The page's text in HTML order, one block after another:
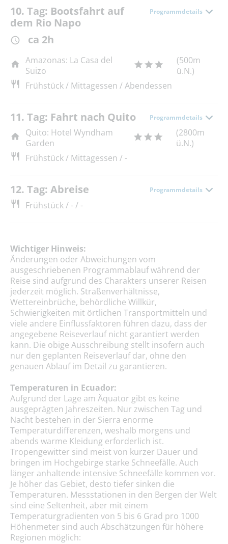
10. Tag: Bootsfahrt auf
dem Rio Napo
Programmdetails
ca 2h
Amazonas: La Casa del
Suizo
(500m
ü.N.)
Frühstück / Mittagessen / Abendessen
11. Tag: Fahrt nach Quito Programmdetails
Quito: Hotel Wyndham
Garden
(2800m
ü.N.)
Frühstück / Mittagessen / -
12. Tag: Abreise Programmdetails
Frühstück / - / -
Wichtiger Hinweis:
Änderungen oder Abweichungen vom
ausgeschriebenen Programmablauf während der
Reise sind aufgrund des Charakters unserer Reisen
jederzeit möglich. Straßenverhältnisse,
Wettereinbrüche, behördliche Willkür,
Schwierigkeiten mit örtlichen Transportmitteln und
viele andere Einflussfaktoren führen dazu, dass der
angegebene Reiseverlauf nicht garantiert werden
kann. Die obige Ausschreibung stellt insofern auch
nur den geplanten Reiseverlauf dar, ohne den
genauen Ablauf im Detail zu garantieren.
Temperaturen in Ecuador:
Aufgrund der Lage am Äquator gibt es keine
ausgeprägten Jahreszeiten. Nur zwischen Tag und
Nacht bestehen in der Sierra enorme
Temperaturdifferenzen, weshalb morgens und
abends warme Kleidung erforderlich ist.
Tropengewitter sind meist von kurzer Dauer und
bringen im Hochgebirge starke Schneefälle. Auch
länger anhaltende intensive Schneefälle kommen vor.
Je höher das Gebiet, desto tiefer sinken die
Temperaturen. Messstationen in den Bergen der Welt
sind eine Seltenheit, aber mit einem
Temperaturgradienten von 5 bis 6 Grad pro 1000
Höhenmeter sind auch Abschätzungen für höhere
Regionen möglich: